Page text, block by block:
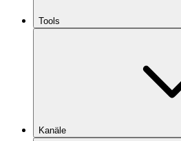
Tools
Kanäle